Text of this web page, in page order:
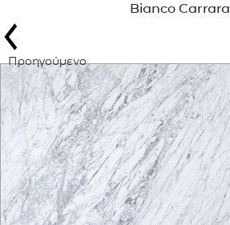
ΑΝΤΙΠΡΟΣΩΠΕΙΕΣ
ΠΡΟΪΟΝΤΑ
ΕΡΓΑ
ΕΦΑΡΜΟΓΕΣ
Bianco Carrara
Προηγούμενο